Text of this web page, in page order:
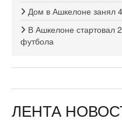
Дом в Ашкелоне занял
В Ашкелоне стартовал
футбола
ЛЕНТА